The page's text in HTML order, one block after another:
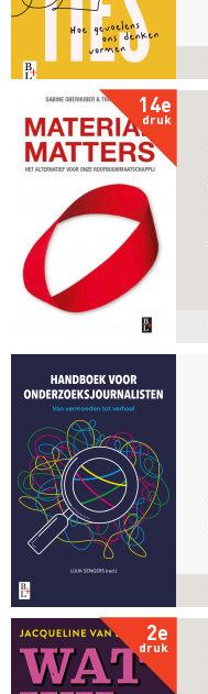
14e
druk
2e
druk